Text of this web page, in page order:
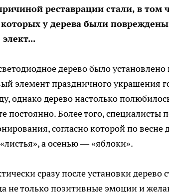
реставрации стали, в том
которых у дерева были
дерево было установлено
элемент праздничного украшения
однако дерево настолько
постоянно. Более того,
согласно которой по весне
а осенью — «яблоки».
сразу после установки
не только позитивные эмоции и